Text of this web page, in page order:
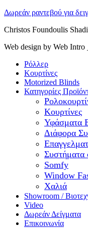
Δωρεάν ραντεβού για
Christos Foundoulis
Web design by Web Intro _
Ρόλλερ
Κουρτίνες
Motorized Blinds
Κατηγορίες
Κουρτίνες
Υφάσματα
Διάφορα
Συστήματα
Somfy
Window
Χαλιά
Showroom /
Video
Δωρεάν Δείγματα
Επικοινωνία